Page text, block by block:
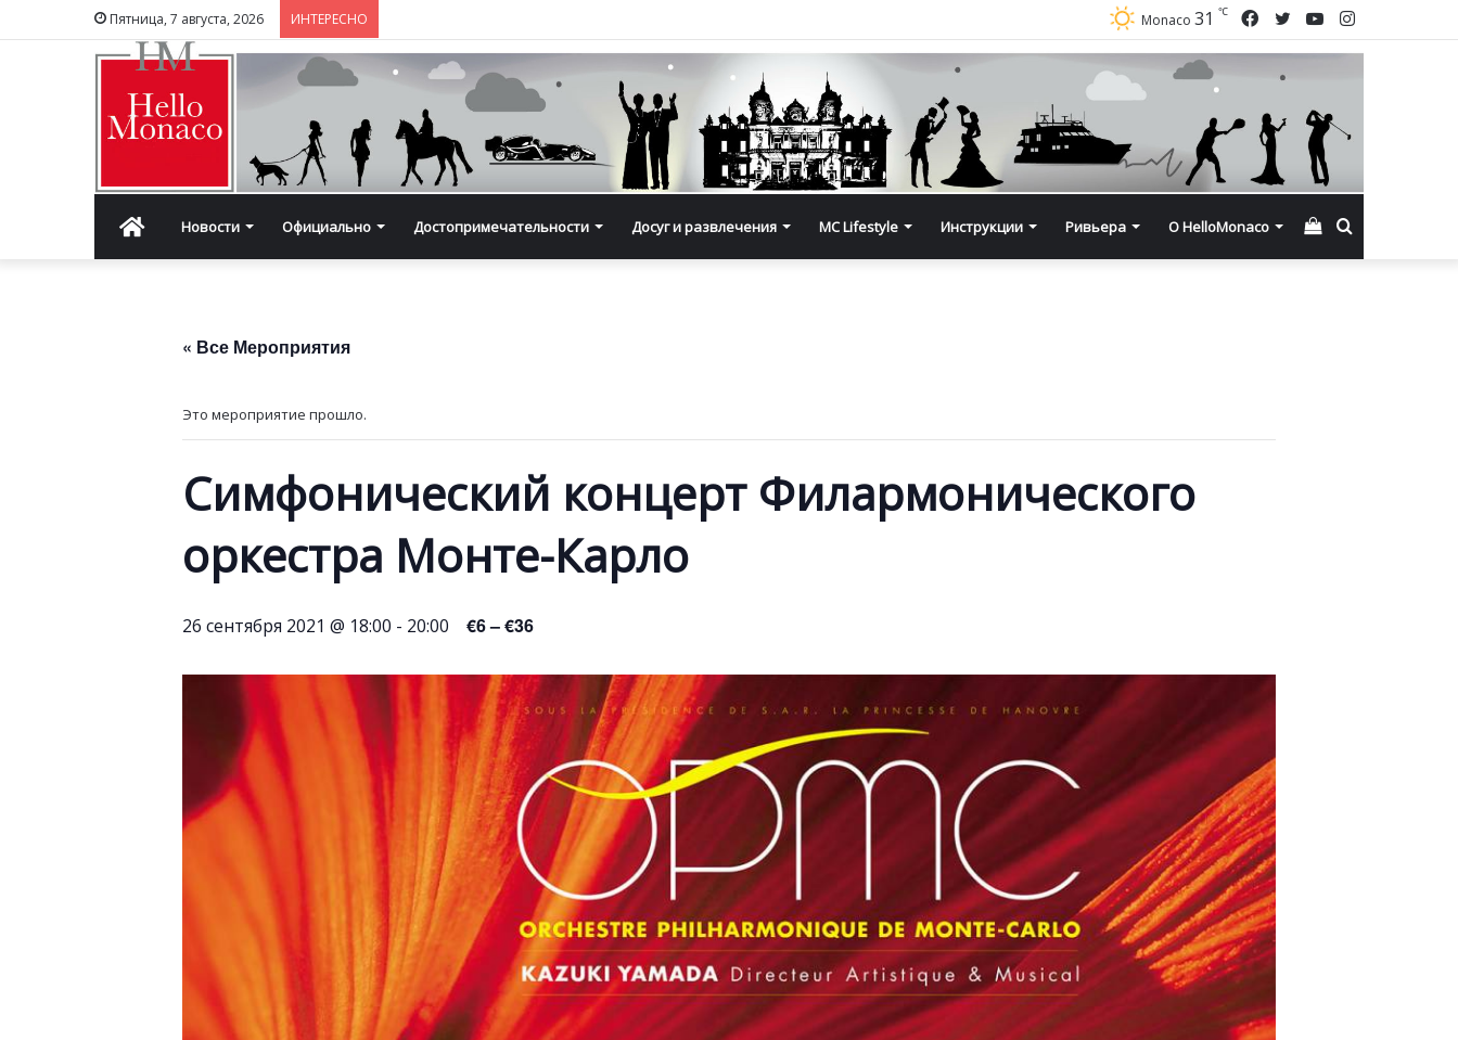
Пятница, 7 августа, 2026 ИНТЕРЕСНО Instagram
YouTube
Twitter
Facebook
Monaco 31 ℃
ГлавнаяНовости Официально Достопримечательности Досуг и развлечения MC Lifestyle Инструкции Ривьера О HelloMonaco Смотреть
« Все Мероприятия
Это мероприятие прошло.
Симфонический концерт Филармонического
оркестра Монте-Карло
26 сентября 2021 @ 18:00 - 20:00 €6 – €36